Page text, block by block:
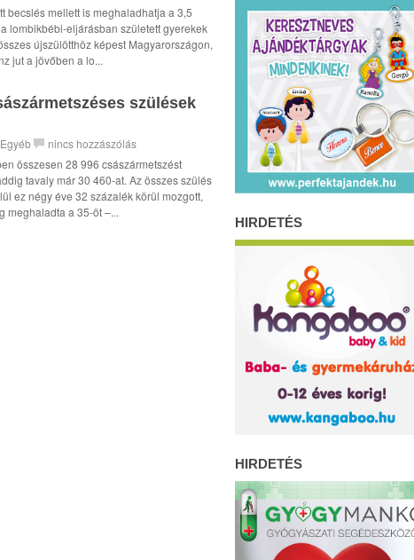
becslés mellett is meghaladhatja a 3,5
lombikbébi-eljárásban született gyerekek
újszülötthöz képest Magyarországon,
jut a jövőben a lo...
szülések
Egyéb
nincs hozzászólás
összesen 28 996 császármetszést
tavaly már 30 460-at. Az összes szülés
ez négy éve 32 százalék körül mozgott,
meghaladta a 35-öt –...
HIRDETÉS
HIRDETÉS